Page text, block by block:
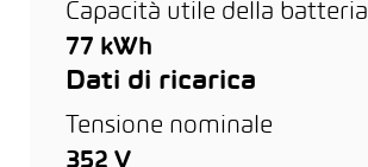
Capacità utile della batteria
77 kWh
Dati di ricarica
Tensione nominale
352 V